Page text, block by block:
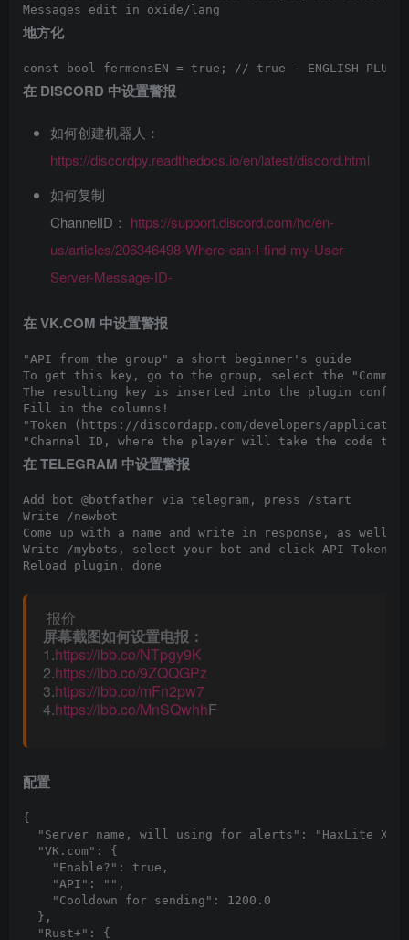
Messages edit in oxide/lang
地方化
const bool fermensEN = true; // true - ENGLISH
在 DISCORD 中设置警报
如何创建机器人：
https://discordpy.readthedocs.io/en/latest/discord.html
如何复制
ChannelID： https://support.discord.com/hc/en-
us/articles/206346498-Where-can-I-find-my-User-
Server-Message-ID-
在 VK.COM 中设置警报
"API from the group" a short beginner's guide
To get this key, go to the group, select the
The resulting key is inserted into the plugin
Fill in the columns!
"Token (https://discordapp.com/developers/
"Channel ID, where the player will take the code to
在 TELEGRAM 中设置警报
Add bot @botfather via telegram, press /start
Write /newbot
Come up with a name and write in response, as
Write /mybots, select your bot and click API
Reload plugin, done
报价
屏幕截图如何设置电报：
1.https://ibb.co/NTpgy9K
2.https://ibb.co/9ZQQGPz
3.https://ibb.co/mFn2pw7
4.https://ibb.co/MnSQwhhF
配置
{
"Server name, will using for alerts" :
"HaxLite X10"
"VK.com" :
{
"Enable?" : true ,
"API" : "" ,
"Cooldown for sending" :
1200.0
},
"Rust+" : {